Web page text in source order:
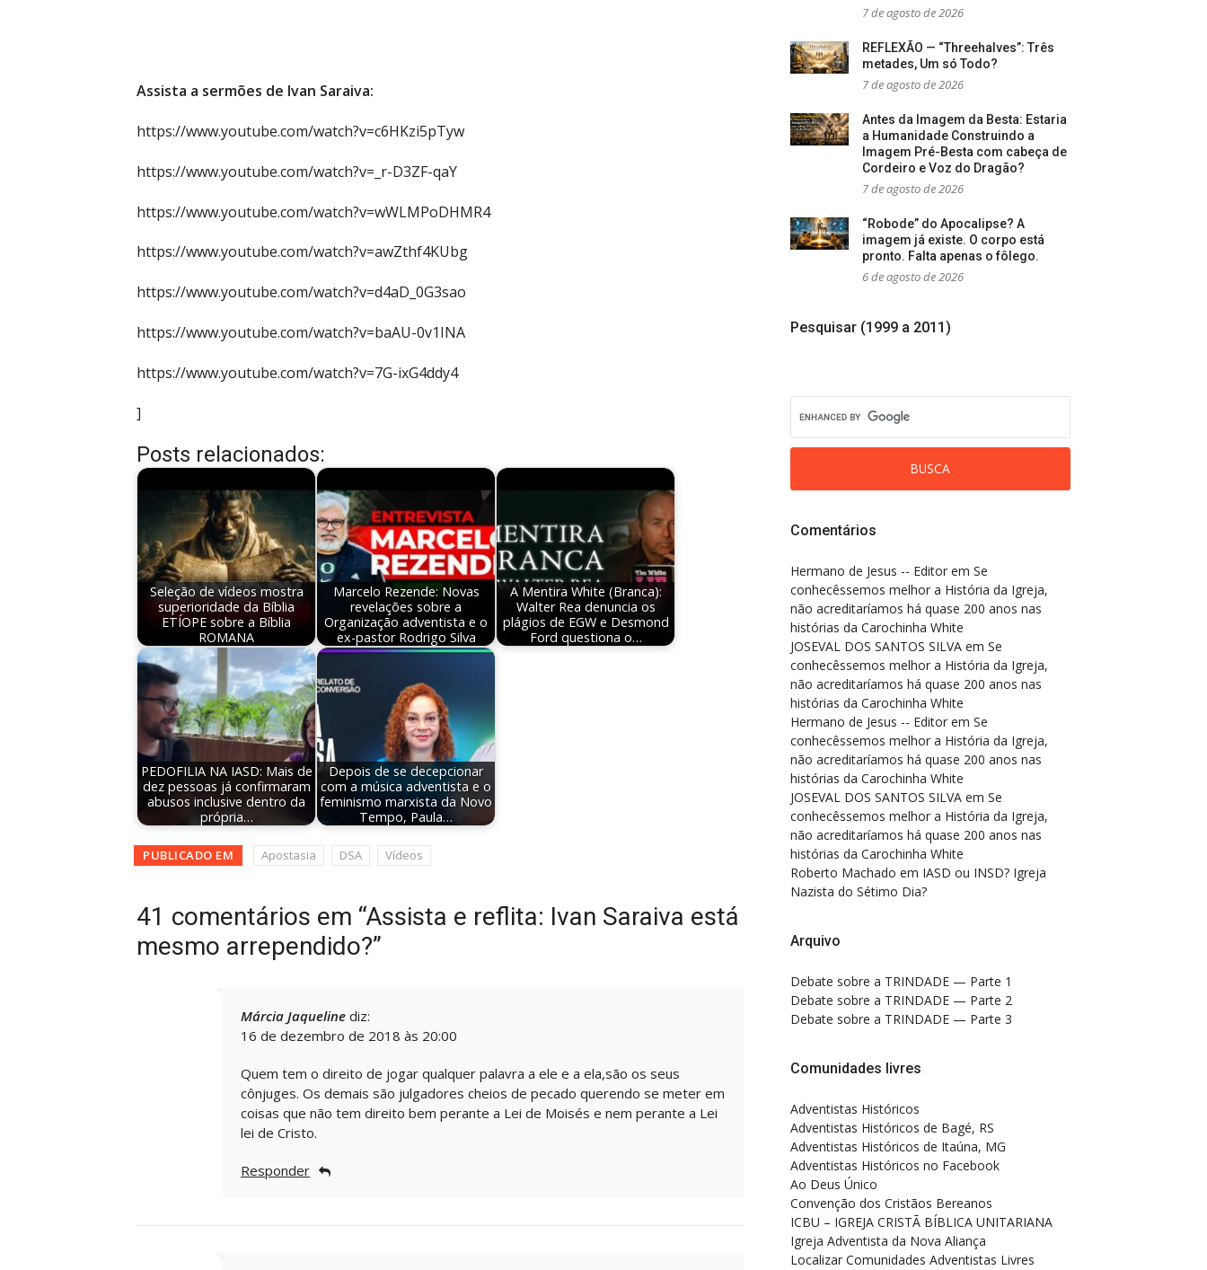
Assista a sermões de Ivan Saraiva:
https://www.youtube.com/watch?v=c6HKzi5pTyw
https://www.youtube.com/watch?v=_r-D3ZF-qaY
https://www.youtube.com/watch?v=wWLMPoDHMR4
https://www.youtube.com/watch?v=awZthf4KUbg
https://www.youtube.com/watch?v=d4aD_0G3sao
https://www.youtube.com/watch?v=baAU-0v1INA
https://www.youtube.com/watch?v=7G-ixG4ddy4
]
Posts relacionados:
Seleção de vídeos mostra
superioridade da Bíblia
ETÍOPE sobre a Bíblia
ROMANA
Marcelo Rezende: Novas
revelações sobre a
Organização adventista e o
ex-pastor Rodrigo Silva
A Mentira White (Branca):
Walter Rea denuncia os
plágios de EGW e Desmond
Ford questiona o…
PEDOFILIA NA IASD: Mais de
dez pessoas já confirmaram
abusos inclusive dentro da
própria…
Depois de se decepcionar
com a música adventista e o
feminismo marxista da Novo
Tempo, Paula…
PUBLICADO EM Apostasia DSA Vídeos
41 comentários em “Assista e reflita: Ivan Saraiva está
mesmo arrependido?”
Márcia Jaqueline diz:
16 de dezembro de 2018 às 20:00
Quem tem o direito de jogar qualquer palavra a ele e a ela,são os seus
cônjuges. Os demais são julgadores cheios de pecado querendo se meter em
coisas que não tem direito bem perante a Lei de Moisés e nem perante a Lei
lei de Cristo.
Responder
7 de agosto de 2026
REFLEXÃO — “Threehalves”: Três
metades, Um só Todo?
7 de agosto de 2026
Antes da Imagem da Besta: Estaria
a Humanidade Construindo a
Imagem Pré-Besta com cabeça de
Cordeiro e Voz do Dragão?
7 de agosto de 2026
“Robode” do Apocalipse? A
imagem já existe. O corpo está
pronto. Falta apenas o fôlego.
6 de agosto de 2026
Pesquisar (1999 a 2011)
Comentários
Hermano de Jesus -- Editor em Se
conhecêssemos melhor a História da Igreja,
não acreditaríamos há quase 200 anos nas
histórias da Carochinha White
JOSEVAL DOS SANTOS SILVA em Se
conhecêssemos melhor a História da Igreja,
não acreditaríamos há quase 200 anos nas
histórias da Carochinha White
Hermano de Jesus -- Editor em Se
conhecêssemos melhor a História da Igreja,
não acreditaríamos há quase 200 anos nas
histórias da Carochinha White
JOSEVAL DOS SANTOS SILVA em Se
conhecêssemos melhor a História da Igreja,
não acreditaríamos há quase 200 anos nas
histórias da Carochinha White
Roberto Machado em IASD ou INSD? Igreja
Nazista do Sétimo Dia?
Arquivo
Debate sobre a TRINDADE — Parte 1
Debate sobre a TRINDADE — Parte 2
Debate sobre a TRINDADE — Parte 3
Comunidades livres
Adventistas Históricos
Adventistas Históricos de Bagé, RS
Adventistas Históricos de Itaúna, MG
Adventistas Históricos no Facebook
Ao Deus Único
Convenção dos Cristãos Bereanos
ICBU – IGREJA CRISTÃ BÍBLICA UNITARIANA
Igreja Adventista da Nova Aliança
Localizar Comunidades Adventistas Livres